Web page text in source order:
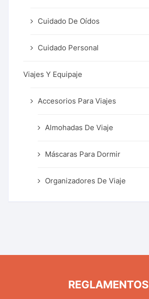
Cuidado De Oídos
Cuidado Personal
Viajes Y Equipaje
Accesorios Para Viajes
Almohadas De Viaje
Máscaras Para Dormir
Organizadores De Viaje
REGLAMENTOS